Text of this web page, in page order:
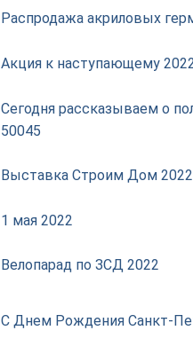
Распродажа акриловых
Акция к наступающему
Сегодня рассказываем о
50045
Выставка Строим Дом 2022
1 мая 2022
Велопарад по ЗСД 2022
С Днем Рождения Санкт-